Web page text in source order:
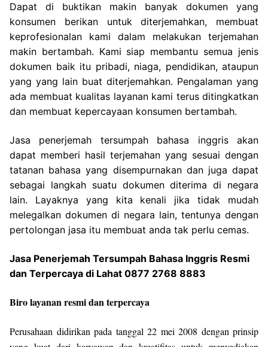
Dapat di buktikan makin banyak dokumen yang
konsumen berikan untuk diterjemahkan, membuat
keprofesionalan kami dalam melakukan terjemahan
makin bertambah. Kami siap membantu semua jenis
dokumen baik itu pribadi, niaga, pendidikan, ataupun
yang yang lain buat diterjemahkan. Pengalaman yang
ada membuat kualitas layanan kami terus ditingkatkan
dan membuat kepercayaan konsumen bertambah.
Jasa penerjemah tersumpah bahasa inggris akan
dapat memberi hasil terjemahan yang sesuai dengan
tatanan bahasa yang disempurnakan dan juga dapat
sebagai langkah suatu dokumen diterima di negara
lain. Layaknya yang kita kenali jika tidak mudah
melegalkan dokumen di negara lain, tentunya dengan
pertolongan jasa itu membuat anda tak perlu cemas.
Jasa Penerjemah Tersumpah Bahasa Inggris Resmi
dan Terpercaya di Lahat 0877 2768 8883
Biro layanan resmi dan terpercaya
Perusahaan didirikan pada tanggal 22 mei 2008 dengan prinsip